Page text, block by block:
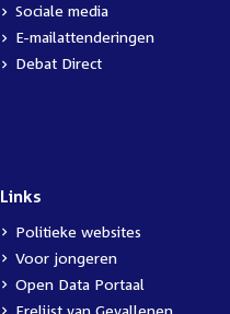
Sociale media
E-mailattenderingen
Debat Direct
Links
Politieke websites
Voor jongeren
Open Data Portaal
Erelijst van Gevallenen